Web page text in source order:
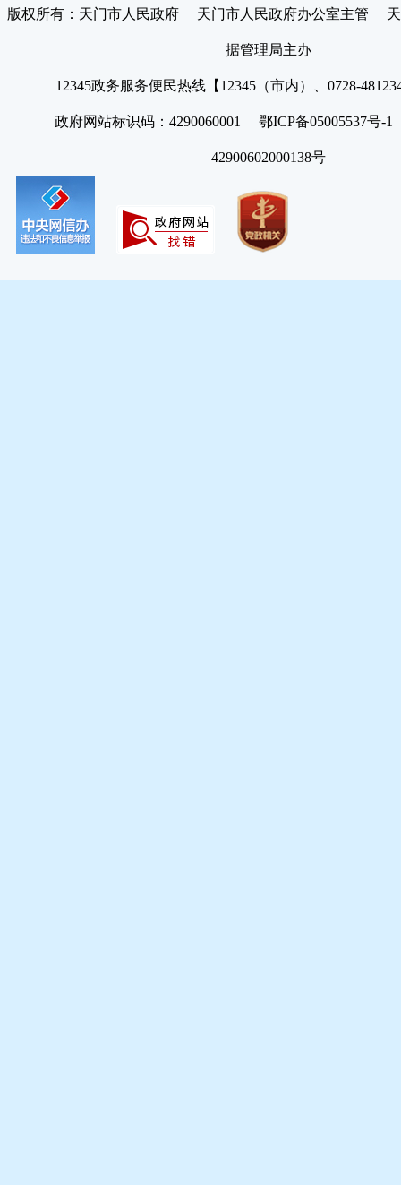
版权所有：天门市人民政府 天门市人民政府办公室主管 天
据管理局主办
12345政务服务便民热线【12345（市内）、0728-
政府网站标识码：4290060001 鄂ICP备05005537号
42900602000138号